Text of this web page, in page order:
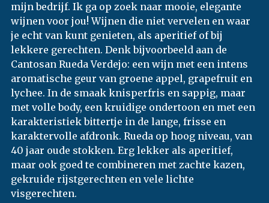
mijn bedrijf. Ik ga op zoek naar mooie, elegante
wijnen voor jou! Wijnen die niet vervelen en waar
je echt van kunt genieten, als aperitief of bij
lekkere gerechten. Denk bijvoorbeeld aan de
Cantosan Rueda Verdejo: een wijn met een intens
aromatische geur van groene appel, grapefruit en
lychee. In de smaak knisperfris en sappig, maar
met volle body, een kruidige ondertoon en met een
karakteristiek bittertje in de lange, frisse en
karaktervolle afdronk. Rueda op hoog niveau, van
40 jaar oude stokken. Erg lekker als aperitief,
maar ook goed te combineren met zachte kazen,
gekruide rijstgerechten en vele lichte
visgerechten.